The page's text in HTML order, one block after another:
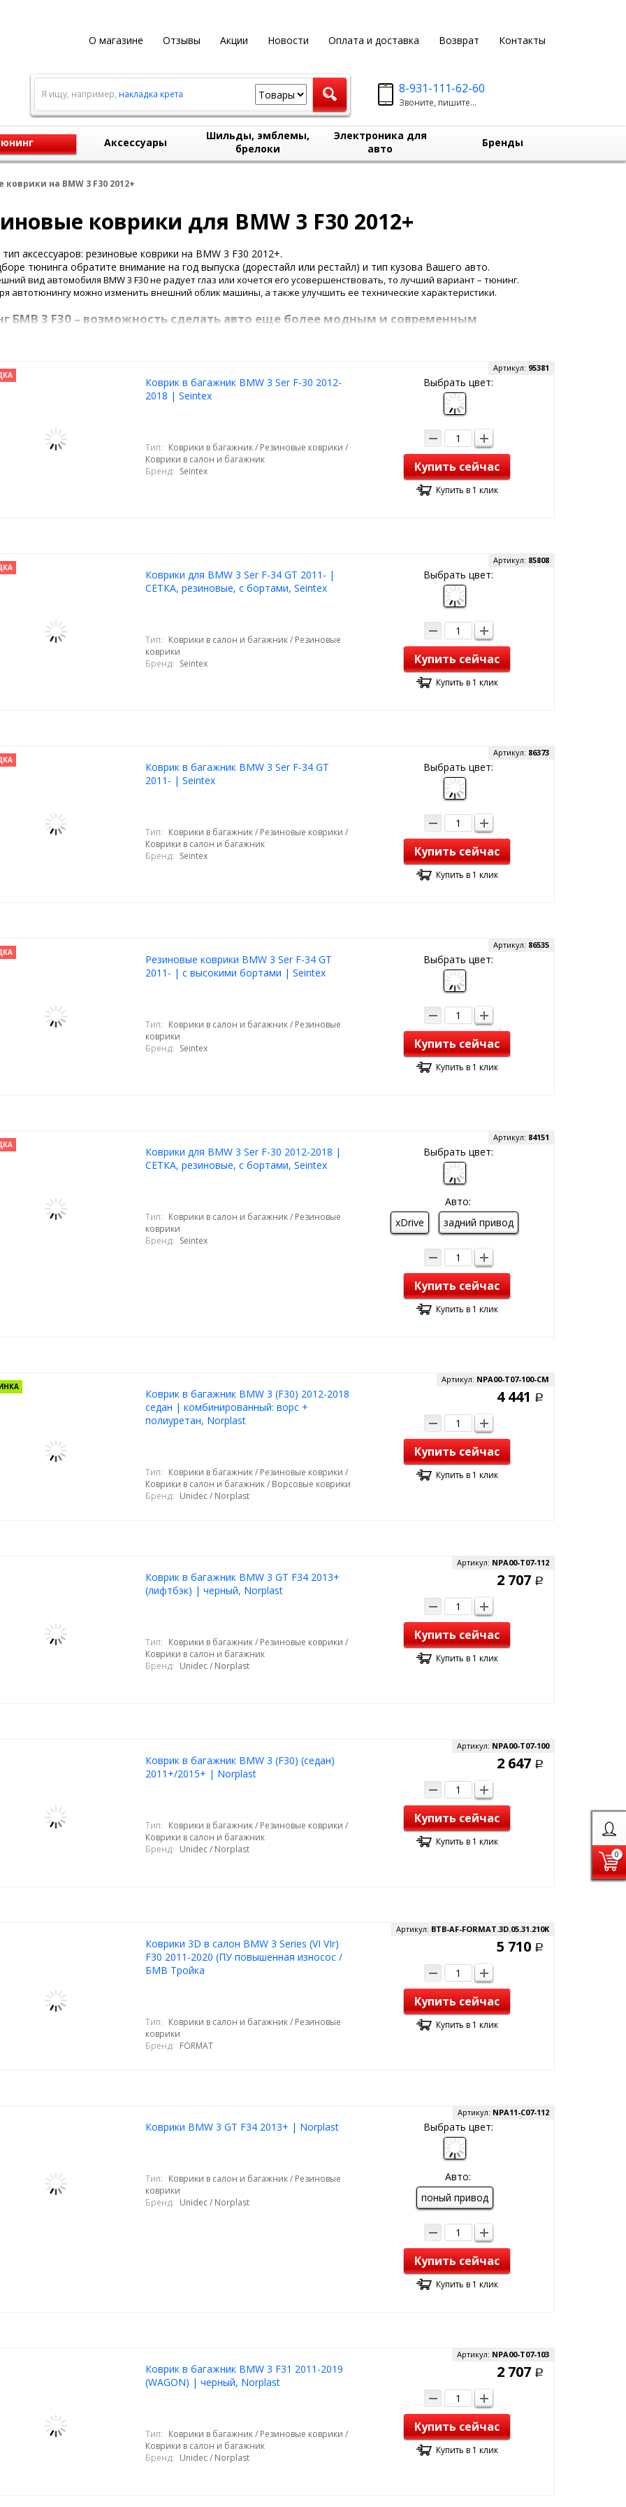
0
О магазине Отзывы Акции Новости Оплата и доставка Возврат Контакты
8-931-111-62-60
Звоните, пишите...
Я ищу, например, накладка крета
Аксессуары
Шильды, эмблемы,
брелоки
Электроника для
авто
Бренды
коврики на BMW 3 F30 2012+
коврики для BMW 3 F30 2012+
аксессуаров: резиновые коврики на BMW 3 F30 2012+.
тюнинга обратите внимание на год выпуска (дорестайл или рестайл) и тип кузова Вашего авто.
вид автомобиля BMW 3 F30 не радует глаз или хочется его усовершенствовать, то лучший вариант – тюнинг.
автотюнингу можно изменить внешний облик машины, а также улучшить ее технические характеристики.
БМВ 3 F30 – возможность сделать авто еще более модным и современным
Коврик в багажник BMW 3 Ser F-30 2012-
2018 | Seintex
Артикул: 95381
Тип: Коврики в багажник / Резиновые коврики /
Коврики в салон и багажник
Бренд: Seintex
Выбрать цвет:
Купить сейчас
Купить в 1 клик
Коврики для BMW 3 Ser F-34 GT 2011- |
СЕТКА, резиновые, с бортами, Seintex
Артикул: 85808
Тип: Коврики в салон и багажник / Резиновые
коврики
Бренд: Seintex
Выбрать цвет:
Купить сейчас
Купить в 1 клик
Коврик в багажник BMW 3 Ser F-34 GT
2011- | Seintex
Артикул: 86373
Тип: Коврики в багажник / Резиновые коврики /
Коврики в салон и багажник
Бренд: Seintex
Выбрать цвет:
Купить сейчас
Купить в 1 клик
Резиновые коврики BMW 3 Ser F-34 GT
2011- | с высокими бортами | Seintex
Артикул: 86535
Тип: Коврики в салон и багажник / Резиновые
коврики
Бренд: Seintex
Выбрать цвет:
Купить сейчас
Купить в 1 клик
Коврики для BMW 3 Ser F-30 2012-2018 |
СЕТКА, резиновые, с бортами, Seintex
Артикул: 84151
Тип: Коврики в салон и багажник / Резиновые
коврики
Бренд: Seintex
Выбрать цвет:
Авто:
xDrive
задний привод
Купить сейчас
Купить в 1 клик
Коврик в багажник BMW 3 (F30) 2012-2018
седан | комбинированный: ворс +
полиуретан, Norplast
Артикул: NPA00-T07-100-CM
Тип: Коврики в багажник / Резиновые коврики /
Коврики в салон и багажник / Ворсовые коврики
Бренд: Unidec / Norplast
4 441 Р
Купить сейчас
Купить в 1 клик
Коврик в багажник BMW 3 GT F34 2013+
(лифтбэк) | черный, Norplast
Артикул: NPA00-T07-112
Тип: Коврики в багажник / Резиновые коврики /
Коврики в салон и багажник
Бренд: Unidec / Norplast
2 707 Р
Купить сейчас
Купить в 1 клик
Коврик в багажник BMW 3 (F30) (седан)
2011+/2015+ | Norplast
Артикул: NPA00-T07-100
Тип: Коврики в багажник / Резиновые коврики /
Коврики в салон и багажник
Бренд: Unidec / Norplast
2 647 Р
Купить сейчас
Купить в 1 клик
Коврики 3D в салон BMW 3 Series (VI VIr)
F30 2011-2020 (ПУ повышенная износос /
БМВ Тройка
Артикул: BTB-AF-FORMAT.3D.05.31.210K
Тип: Коврики в салон и багажник / Резиновые
коврики
Бренд: FORMAT
5 710 Р
Купить сейчас
Купить в 1 клик
Коврики BMW 3 GT F34 2013+ | Norplast
Артикул: NPA11-C07-112
Тип: Коврики в салон и багажник / Резиновые
коврики
Бренд: Unidec / Norplast
Выбрать цвет:
Авто:
поный привод
Купить сейчас
Купить в 1 клик
Коврик в багажник BMW 3 F31 2011-2019
(WAGON) | черный, Norplast
Артикул: NPA00-T07-103
Тип: Коврики в багажник / Резиновые коврики /
Коврики в салон и багажник
Бренд: Unidec / Norplast
2 707 Р
Купить сейчас
Купить в 1 клик